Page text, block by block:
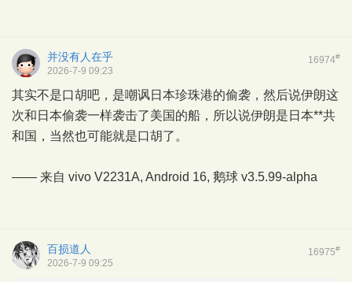
16974#
并没有人在乎
2026-7-9 09:23
其实不是口胡吧，是嘲讽日本珍珠港的偷袭，然后说伊朗这
次和日本偷袭一样袭击了美国的船，所以说伊朗是日本**共
和国，当然也可能就是口胡了。
—— 来自 vivo V2231A, Android 16, 鹅球 v3.5.99-alpha
16975#
百损道人
2026-7-9 09:25